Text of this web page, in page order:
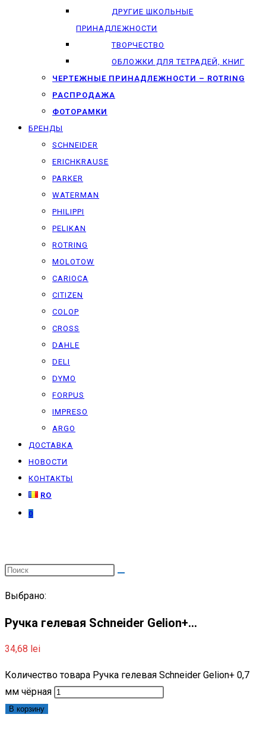
ДРУГИЕ ШКОЛЬНЫЕ
ПРИНАДЛЕЖНОСТИ
ТВОРЧЕСТВО
ОБЛОЖКИ ДЛЯ ТЕТРАДЕЙ, КНИГ
ЧЕРТЕЖНЫЕ ПРИНАДЛЕЖНОСТИ – ROTRING
РАСПРОДАЖА
ФОТОРАМКИ
БРЕНДЫ
SCHNEIDER
ERICHKRAUSE
PARKER
WATERMAN
PHILIPPI
PELIKAN
ROTRING
MOLOTOW
CARIOCA
CITIZEN
COLOP
CROSS
DAHLE
DELI
DYMO
FORPUS
IMPRESO
ARGO
ДОСТАВКА
НОВОСТИ
КОНТАКТЫ
RO
0
Выбрано:
Ручка гелевая Schneider Gelion+…
34,68 lei
Количество товара Ручка гелевая Schneider Gelion+ 0,7
мм чёрная
В корзину